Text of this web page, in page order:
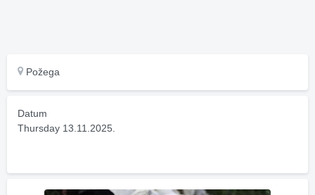
Požega
Datum
Thursday 13.11.2025.